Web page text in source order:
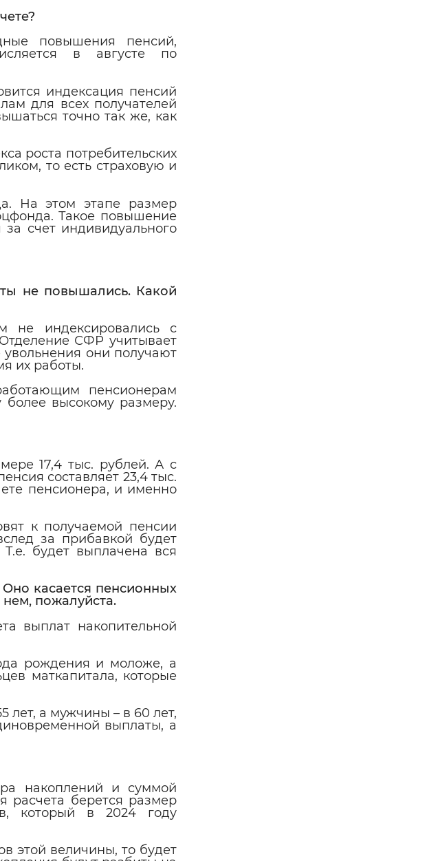
повышения пенсий,
в августе по
индексация пенсий
для всех получателей
точно так же, как
роста потребительских
то есть страховую и
На этом этапе размер
Такое повышение
за счет индивидуального
не повышались. Какой
не индексировались с
СФР учитывает
они получают
их работы.
пенсионерам
высокому размеру.
17,4 тыс. рублей. А с
составляет 23,4 тыс.
пенсионера, и именно
к получаемой пенсии
за прибавкой будет
будет выплачена вся
касается пенсионных
пожалуйста.
выплат накопительной
рождения и моложе, а
маткапитала, которые
а мужчины – в 60 лет,
выплаты, а
накоплений и суммой
расчета берется размер
который в 2024 году
этой величины, то будет